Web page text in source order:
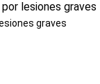
graves